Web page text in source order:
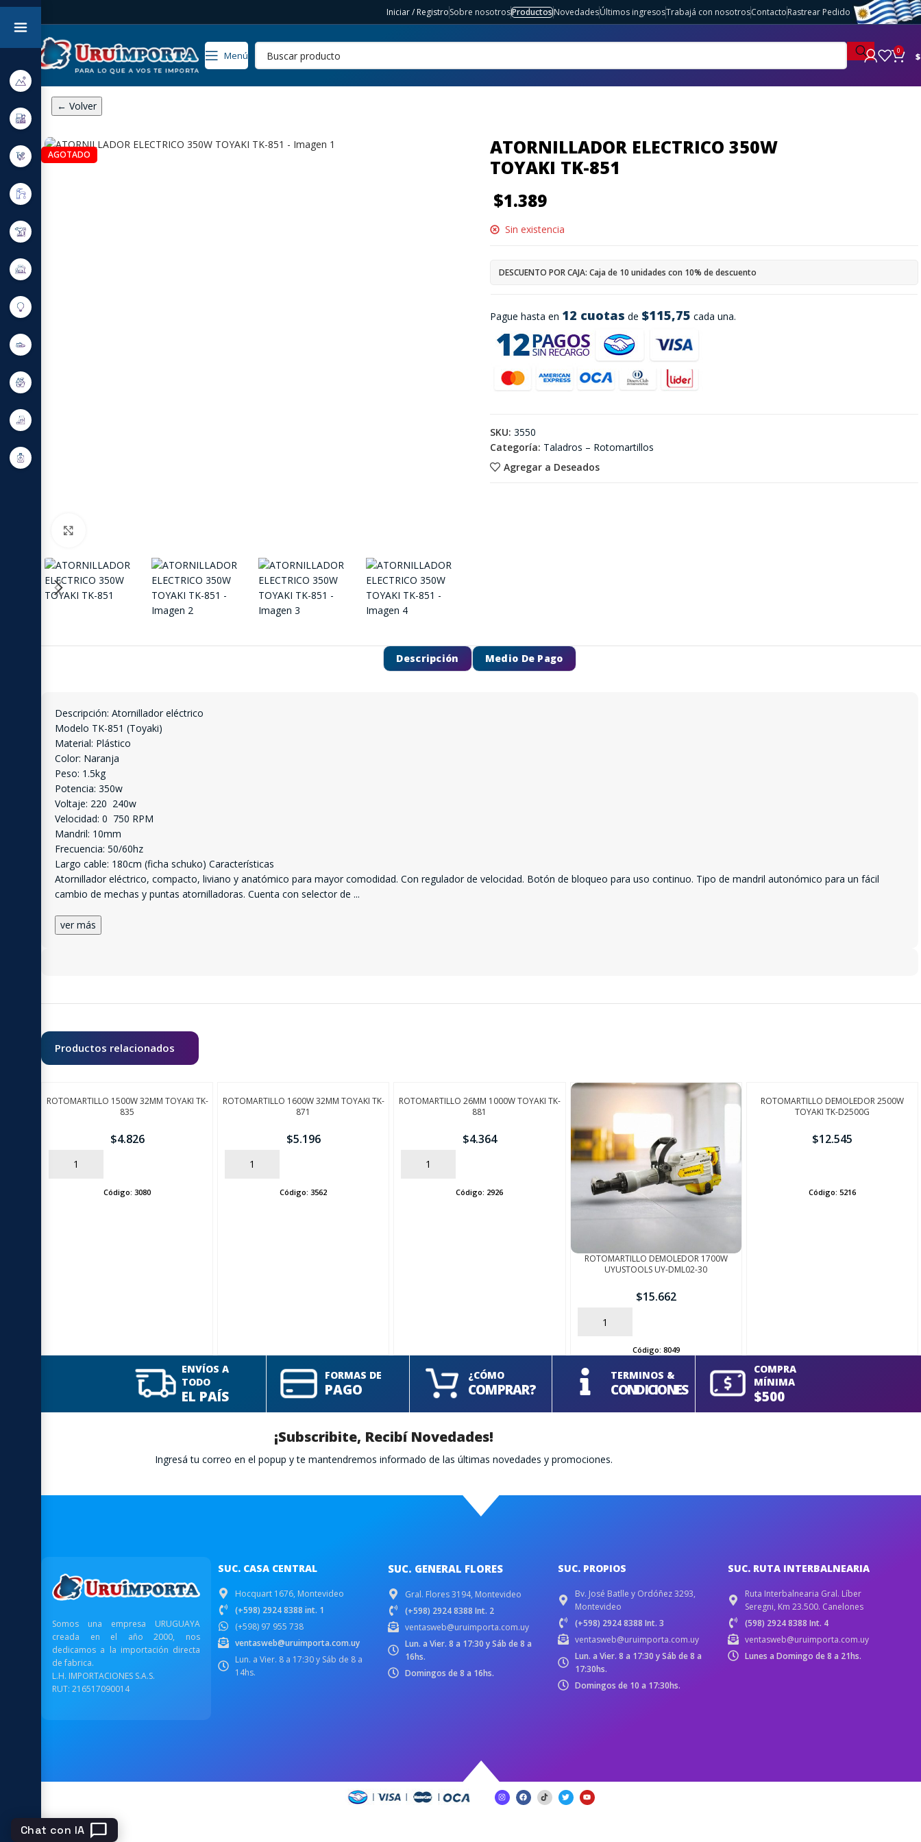
Iniciar / RegistroSobre nosotrosProductosNovedadesÚltimos ingresosTrabajá con nosotrosContactoRastrear Pedido
Menú 0 $
← Volver
AGOTADO
ATORNILLADOR ELECTRICO 350W
TOYAKI TK-851
$1.389
Pague hasta en 12 cuotas de $115,75 cada una.
Sin existencia
DESCUENTO POR CAJA: Caja de 10 unidades con 10% de descuento
Agregar a Deseados
SKU: 3550
Categoría: Taladros – Rotomartillos
Descripción Medio De Pago
Descripción: Atornillador eléctrico
Modelo TK-851 (Toyaki)
Material: Plástico
Color: Naranja
Peso: 1.5kg
Potencia: 350w
Voltaje: 220  240w
Velocidad: 0  750 RPM
Mandril: 10mm
Frecuencia: 50/60hz
Largo cable: 180cm (ficha schuko) Características
Atornillador eléctrico, compacto, liviano y anatómico para mayor comodidad. Con regulador de velocidad. Botón de bloqueo para uso continuo. Tipo de mandril autonómico para un fácil
cambio de mechas y puntas atornilladoras. Cuenta con selector de ...
ver más
Productos relacionados
ROTOMARTILLO 1500W 32MM TOYAKI TK-
835
$4.826
AÑADIR
Código:3080
ROTOMARTILLO 1600W 32MM TOYAKI TK-
871
$5.196
AÑADIR
Código:3562
ROTOMARTILLO 26MM 1000W TOYAKI TK-
881
$4.364
AÑADIR
Código: 2926
ROTOMARTILLO DEMOLEDOR 1700W
UYUSTOOLS UY-DML02-30
$15.662
AÑADIR
Código: 8049
ROTOMARTILLO DEMOLEDOR 2500W
TOYAKI TK-D2500G
$12.545
Código: 5216
ENVÍOS A
TODO
EL PAÍS
FORMAS DE
PAGO
¿CÓMO
COMPRAR?
TERMINOS &
CONDICIONES
COMPRA
MÍNIMA
$500
¡Subscribite, Recibí Novedades!
Ingresá tu correo en el popup y te mantendremos informado de las últimas novedades y promociones.
Somos una empresa URUGUAYA
creada en el año 2000, nos
dedicamos a la importación directa
de fabrica.
L.H. IMPORTACIONES S.A.S.
RUT: 216517090014
SUC. CASA CENTRAL
Hocquart 1676, Montevideo
(+598) 2924 8388 int. 1
(+598) 97 955 738
ventasweb@uruimporta.com.uy
Lun. a Vier. 8 a 17:30 y Sáb de 8 a
14hs.
SUC. GENERAL FLORES
Gral. Flores 3194, Montevideo
(+598) 2924 8388 Int. 2
ventasweb@uruimporta.com.uy
Lun. a Vier. 8 a 17:30 y Sáb de 8 a
16hs.
Domingos de 8 a 16hs.
SUC. PROPIOS
Bv. José Batlle y Ordóñez 3293,
Montevideo
(+598) 2924 8388 Int. 3
ventasweb@uruimporta.com.uy
Lun. a Vier. 8 a 17:30 y Sáb de 8 a
17:30hs.
Domingos de 10 a 17:30hs.
SUC. RUTA INTERBALNEARIA
Ruta Interbalnearia Gral. Líber
Seregni, Km 23.500. Canelones
(598) 2924 8388 Int. 4
ventasweb@uruimporta.com.uy
Lunes a Domingo de 8 a 21hs.
Chat con IA chat_bubble